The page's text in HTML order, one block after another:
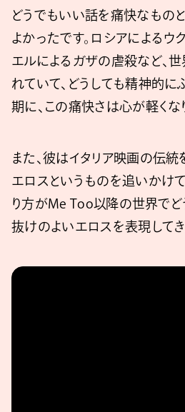
どうでもいい話を痛快なもの
よかったです。ロシアによるウ
エルによるガザの虐殺など、
れていて、どうしても精神的に
期に、この痛快さは心が軽くな
また、彼はイタリア映画の伝統
エロスというものを追いかけ
り方がMe Too以降の世界でど
抜けのよいエロスを表現してき
https://www.youtube.com/